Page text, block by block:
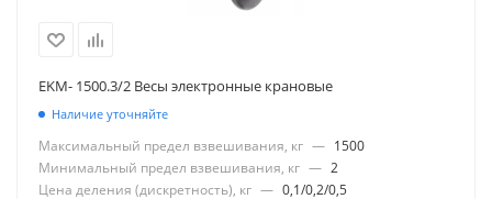
EKM- 1500.3/2 Весы электронные крановые
Наличие уточняйте
Максимальный предел взвешивания, кг — 1500
Минимальный предел взвешивания, кг — 2
Цена деления (дискретность), кг — 0,1/0,2/0,5